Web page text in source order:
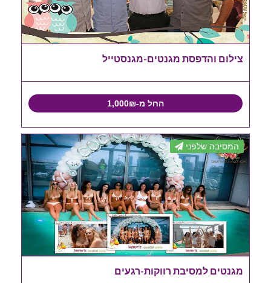
צילום והדפסת מגנטים-מגנסטייל
החל מ-1,000₪
המסיבה שלפני
מגנטים למסיבת רווקות-רגעים